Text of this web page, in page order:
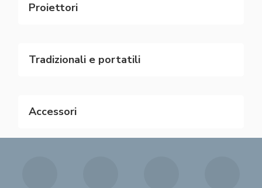
Proiettori
Tradizionali e portatili
Accessori